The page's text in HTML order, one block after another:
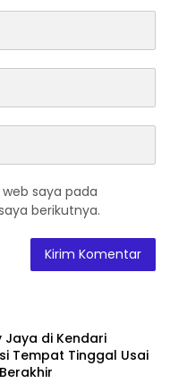
saya pada
berikutnya.
Jaya di Kendari
Tempat Tinggal Usai